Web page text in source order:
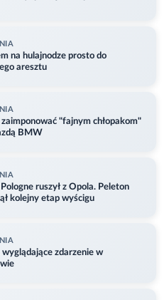
na hulajnodze prosto do
aresztu
zaimponować "fajnym chłopakom"
BMW
ruszył z Opola. Peleton
kolejny etap wyścigu
wyglądające zdarzenie w